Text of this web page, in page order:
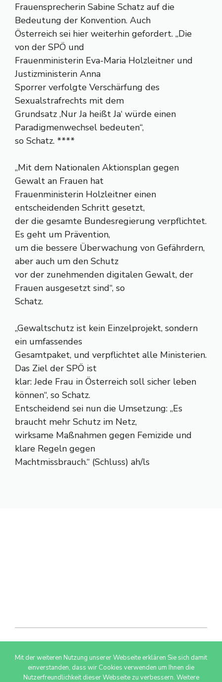
Frauensprecherin Sabine Schatz auf die
Bedeutung der Konvention. Auch
Österreich sei hier weiterhin gefordert. „Die
von der SPÖ und
Frauenministerin Eva-Maria Holzleitner und
Justizministerin Anna
Sporrer verfolgte Verschärfung des
Sexualstrafrechts mit dem
Grundsatz ‚Nur Ja heißt Ja‘ würde einen
Paradigmenwechsel bedeuten“,
so Schatz. ****
„Mit dem Nationalen Aktionsplan gegen
Gewalt an Frauen hat
Frauenministerin Holzleitner einen
entscheidenden Schritt gesetzt,
der die gesamte Bundesregierung verpflichtet.
Es geht um Prävention,
um die bessere Überwachung von Gefährdern,
aber auch um den Schutz
vor der zunehmenden digitalen Gewalt, der
Frauen ausgesetzt sind“, so
Schatz.
„Gewaltschutz ist kein Einzelprojekt, sondern
ein umfassendes
Gesamtpaket, und verpflichtet alle Ministerien.
Das Ziel der SPÖ ist
klar: Jede Frau in Österreich soll sicher leben
können“, so Schatz.
Entscheidend sei nun die Umsetzung: „Es
braucht mehr Schutz im Netz,
wirksame Maßnahmen gegen Femizide und
klare Regeln gegen
Machtmissbrauch.“ (Schluss) ah/ls
© 2026 AdSimple GmbH
Mit der weiteren Nutzung unserer Webseite erklären Sie sich damit
einverstanden, dass wir Cookies verwenden um Ihnen die
Nutzerfreundlichkeit dieser Webseite zu verbessern. Weitere